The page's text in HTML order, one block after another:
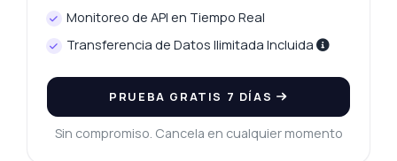
Monitoreo de API en Tiempo Real
Transferencia de Datos Ilimitada Incluida
PRUEBA GRATIS 7 DÍAS
Sin compromiso. Cancela en cualquier momento